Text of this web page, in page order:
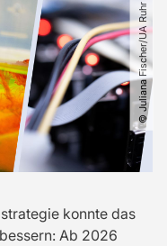
© Juliana Fischer​/​UA Ruhr
konnte das
Ab 2026